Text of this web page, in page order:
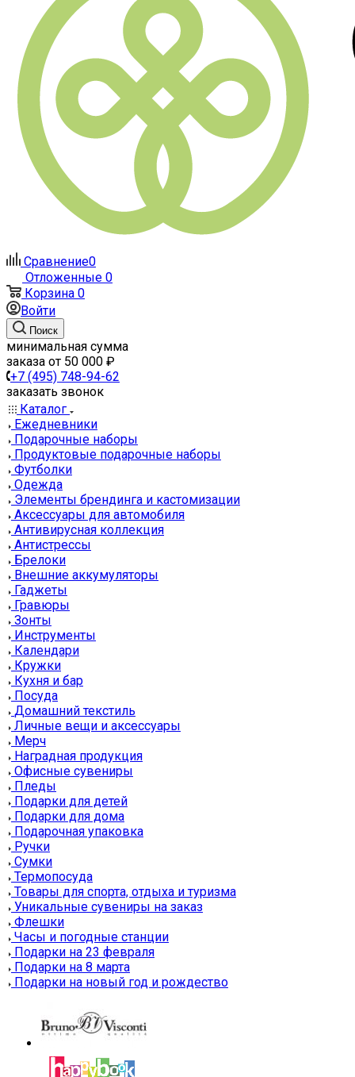
Сравнение0
Отложенные 0
Корзина 0
Войти
Поиск
минимальная сумма
заказа от 50 000 ₽
+7 (495) 748-94-62
заказать звонок
Каталог
Ежедневники
Подарочные наборы
Продуктовые подарочные наборы
Футболки
Одежда
Элементы брендинга и кастомизации
Аксессуары для автомобиля
Антивирусная коллекция
Антистрессы
Брелоки
Внешние аккумуляторы
Гаджеты
Гравюры
Зонты
Инструменты
Календари
Кружки
Кухня и бар
Посуда
Домашний текстиль
Личные вещи и аксессуары
Мерч
Наградная продукция
Офисные сувениры
Пледы
Подарки для детей
Подарки для дома
Подарочная упаковка
Ручки
Сумки
Термопосуда
Товары для спорта, отдыха и туризма
Уникальные сувениры на заказ
Флешки
Часы и погодные станции
Подарки на 23 февраля
Подарки на 8 марта
Подарки на новый год и рождество